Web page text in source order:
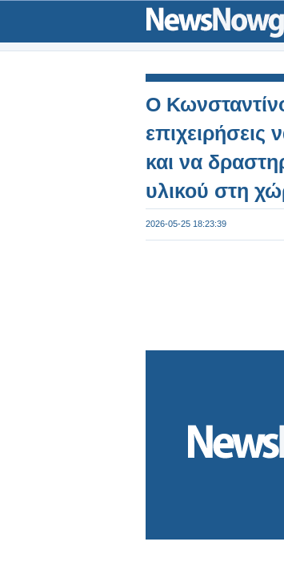
Ο
επιχειρήσεις
και να
υλικού στη
2026-05-25 18:23:39